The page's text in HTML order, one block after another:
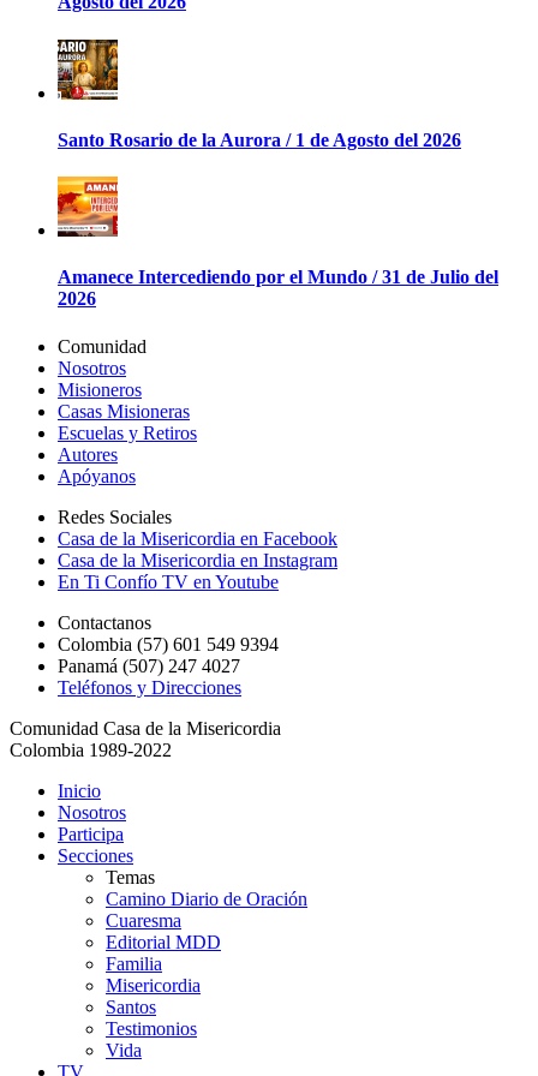
Santo Rosario de la Aurora / 1 de Agosto del 2026
Amanece Intercediendo por el Mundo / 31 de Julio del
2026
Comunidad
Nosotros
Misioneros
Casas Misioneras
Escuelas y Retiros
Autores
Apóyanos
Redes Sociales
Casa de la Misericordia en Facebook
Casa de la Misericordia en Instagram
En Ti Confío TV en Youtube
Contactanos
Colombia (57) 601 549 9394
Panamá (507) 247 4027
Teléfonos y Direcciones
Comunidad Casa de la Misericordia
Colombia 1989-2022
Inicio
Nosotros
Participa
Secciones
Temas
Camino Diario de Oración
Cuaresma
Editorial MDD
Familia
Misericordia
Santos
Testimonios
Vida
TV